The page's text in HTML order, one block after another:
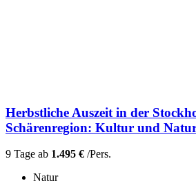
Herbstliche Auszeit in der
Schärenregion: Kultur und
9 Tage ab 1.495 € /Pers.
Natur